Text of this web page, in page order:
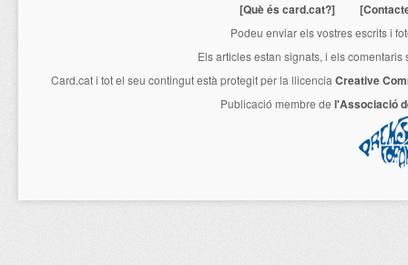
[Què és card.cat?]
Podeu enviar els vostres escrits i
Els articles estan signats, i els
Card.cati tot el seu contingut està protegit per la llicencia Creative
Publicació membre de l'Associació